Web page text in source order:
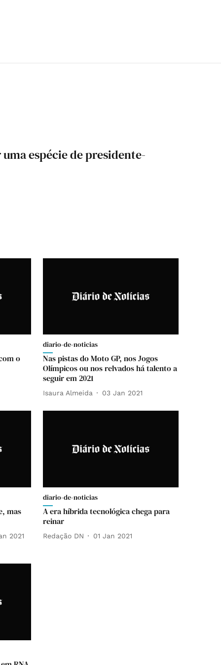
espécie de presidente-
o
diario-de-noticias
Nas pistas do Moto GP, nos Jogos
Olímpicos ou nos relvados há talento a
seguir em 2021
Isaura Almeida 03 Jan 2021
mas
2021
diario-de-noticias
A era híbrida tecnológica chega para
reinar
Redação DN 01 Jan 2021